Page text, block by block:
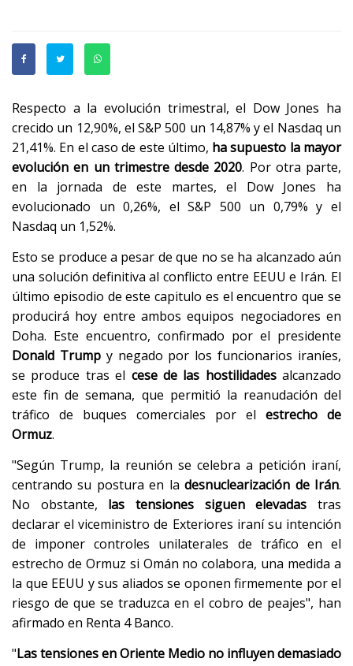
Respecto a la evolución trimestral, el Dow Jones ha
crecido un 12,90%, el S&P 500 un 14,87% y el Nasdaq un
21,41%. En el caso de este último, ha supuesto la mayor
evolución en un trimestre desde 2020. Por otra parte,
en la jornada de este martes, el Dow Jones ha
evolucionado un 0,26%, el S&P 500 un 0,79% y el
Nasdaq un 1,52%.
Esto se produce a pesar de que no se ha alcanzado aún
una solución definitiva al conflicto entre EEUU e Irán. El
último episodio de este capitulo es el encuentro que se
producirá hoy entre ambos equipos negociadores en
Doha. Este encuentro, confirmado por el presidente
Donald Trumpy negado por los funcionarios iraníes,
se produce tras el cese de las hostilidadesalcanzado
este fin de semana, que permitió la reanudación del
tráfico de buques comerciales por el estrecho de
Ormuz.
"Según Trump, la reunión se celebra a petición iraní,
centrando su postura en ladesnuclearización de Irán.
No obstante, las tensiones siguen elevadas tras
declarar el viceministro de Exteriores iraní su intención
de imponer controles unilaterales de tráfico en el
estrecho de Ormuz si Omán no colabora, una medida a
la que EEUU y sus aliados se oponen firmemente por el
riesgo de que se traduzca en el cobro de peajes", han
afirmado en Renta 4 Banco.
"Las tensiones en Oriente Medio no influyen demasiado